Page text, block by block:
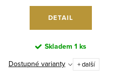
DETAIL
Skladem 1 ks
Dostupné varianty
+ další